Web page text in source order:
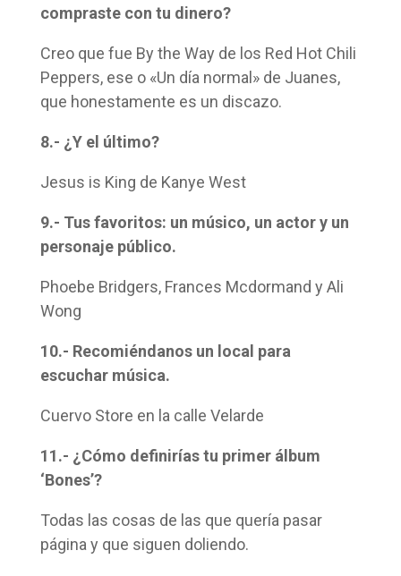
compraste con tu dinero?
Creo que fue By the Way de los Red Hot Chili
Peppers, ese o «Un día normal» de Juanes,
que honestamente es un discazo.
8.- ¿Y el último?
Jesus is King de Kanye West
9.- Tus favoritos: un músico, un actor y un
personaje público.
Phoebe Bridgers, Frances Mcdormand y Ali
Wong
10.- Recomiéndanos un local para
escuchar música.
Cuervo Store en la calle Velarde
11.- ¿Cómo definirías tu primer álbum
‘Bones’?
Todas las cosas de las que quería pasar
página y que siguen doliendo.